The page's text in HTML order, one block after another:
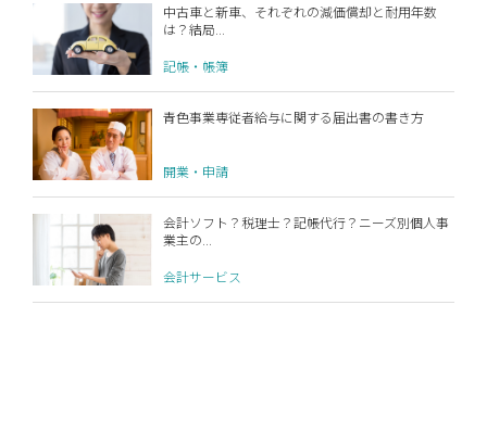
中古車と新車、それぞれの減価償却と耐用年数
は？結局...
記帳・帳簿
青色事業専従者給与に関する届出書の書き方
開業・申請
会計ソフト？税理士？記帳代行？ニーズ別個人事
業主の...
会計サービス